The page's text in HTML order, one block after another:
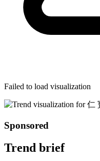
Failed to load visualization
Sponsored
Trend brief